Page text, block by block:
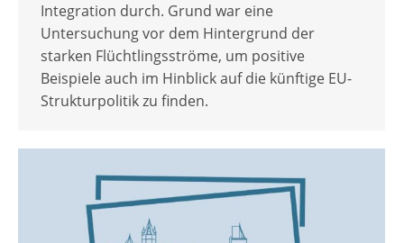
Integration durch. Grund war eine
Untersuchung vor dem Hintergrund der
starken Flüchtlingsströme, um positive
Beispiele auch im Hinblick auf die künftige EU-
Strukturpolitik zu finden.